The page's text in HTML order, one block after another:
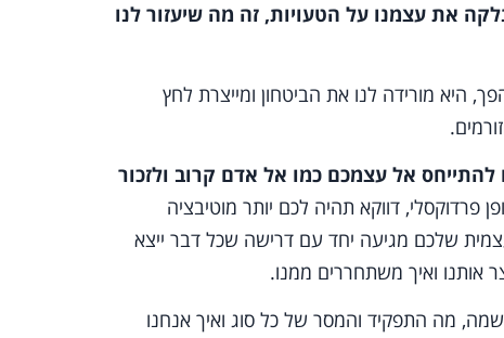
את עצמנו על הטעויות, זה מה שיעזור לנו
מורידה לנו את הביטחון ומייצרת לחץ
להתייחס אל עצמכם כמו אל אדם קרוב ולזכור
פרדוקסלי, דווקא תהיה לכם יותר מוטיבציה
שלכם מגיעה יחד עם דרישה שכל דבר ייצא
אותנו ואיך משתחררים ממנו.
אני ממליץ על מאמר שמסביר על 8 סוגי אשמה, מה התפקיד והמסר של כל סוג ואיך אנחנו